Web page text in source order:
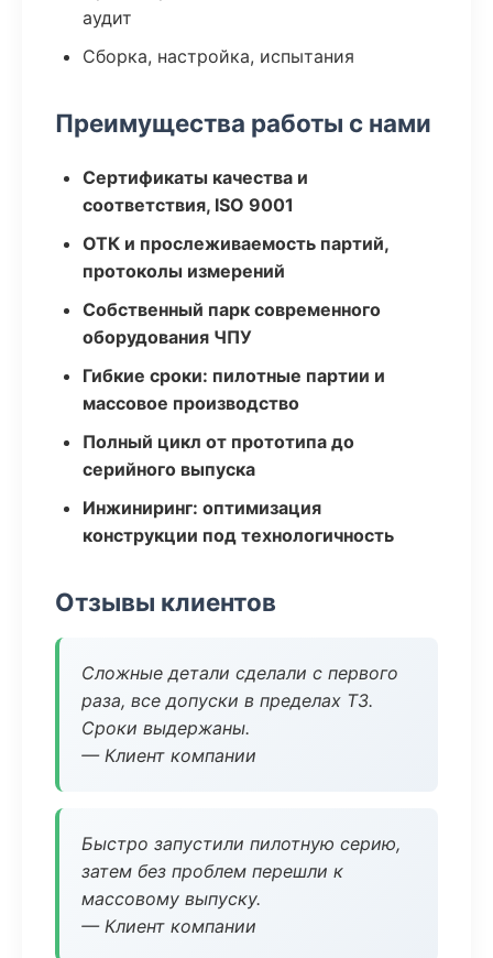
аудит
Сборка, настройка, испытания
Преимущества работы с нами
Сертификаты качества и
соответствия, ISO 9001
ОТК и прослеживаемость партий,
протоколы измерений
Собственный парк современного
оборудования ЧПУ
Гибкие сроки: пилотные партии и
массовое производство
Полный цикл от прототипа до
серийного выпуска
Инжиниринг: оптимизация
конструкции под технологичность
Отзывы клиентов
Сложные детали сделали с первого
раза, все допуски в пределах ТЗ.
Сроки выдержаны.
— Клиент компании
Быстро запустили пилотную серию,
затем без проблем перешли к
массовому выпуску.
— Клиент компании